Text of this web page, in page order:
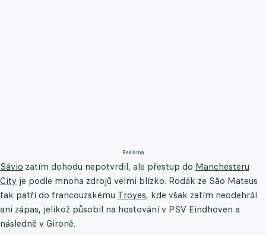
Reklama
Sávio zatím dohodu nepotvrdil, ale přestup do Manchesteru
City je podle mnoha zdrojů velmi blízko. Rodák ze São Mateus
tak patří do francouzskému Troyes, kde však zatím neodehrál
ani zápas, jelikož působil na hostování v PSV Eindhoven a
následně v Gironě.